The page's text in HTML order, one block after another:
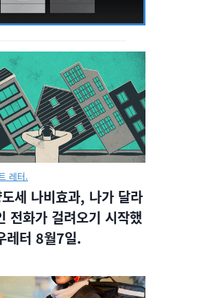
레터.
세 나비효과, 나가 달라
전화가 걸려오기 시작했
레터 8월7일.